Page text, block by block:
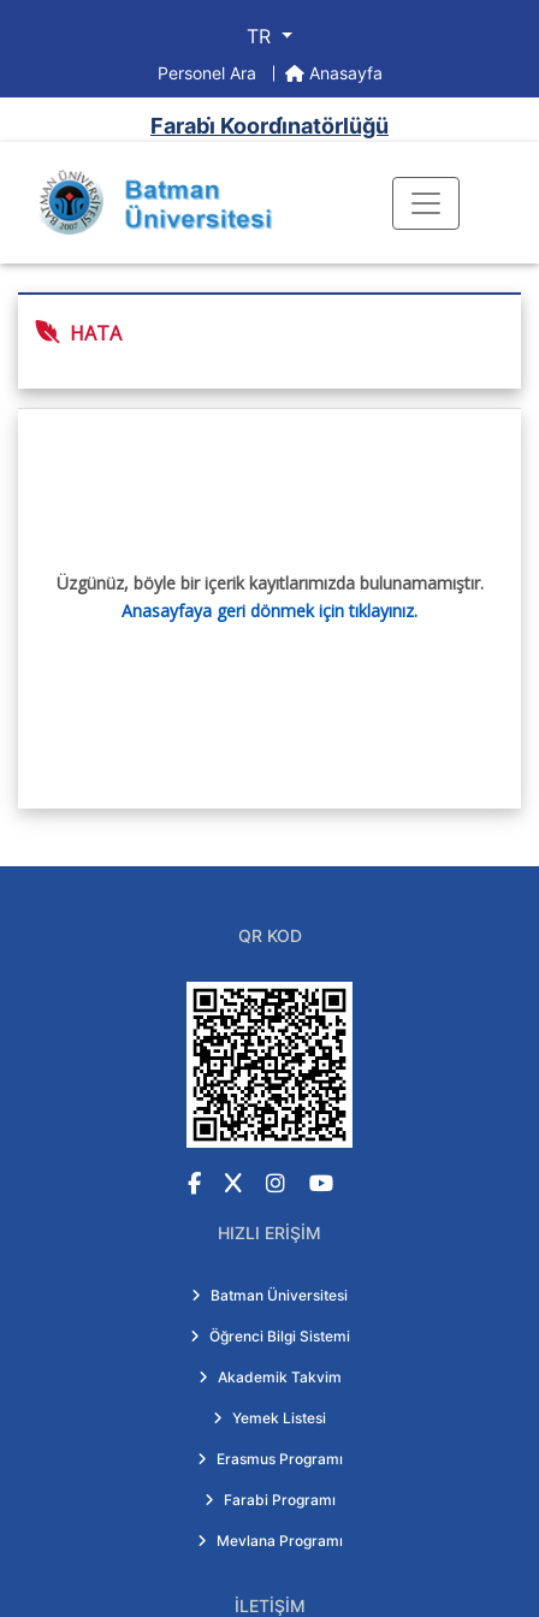
TR
Personel Ara Anasayfa
Farabi̇ Koordi̇natörlüğü
HATA
Üzgünüz, böyle bir içerik kayıtlarımızda bulunamamıştır.
Anasayfaya geri dönmek için tıklayınız.
QR KOD
Facebook
X Instagram
YouTube
HIZLI ERIŞIM
Batman Üniversitesi
Öğrenci Bilgi Sistemi
Akademik Takvim
Yemek Listesi
Erasmus Programı
Farabi Programı
Mevlana Programı
İLETIŞIM